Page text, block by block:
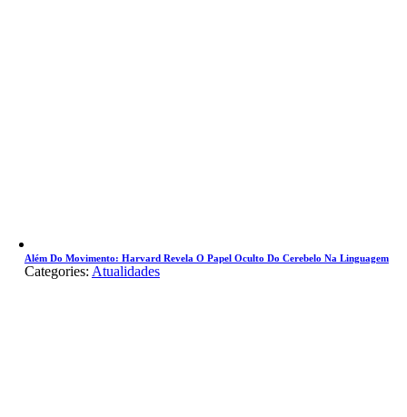
Além Do Movimento: Harvard Revela O Papel Oculto Do Cerebelo Na Linguagem
Categories: Atualidades